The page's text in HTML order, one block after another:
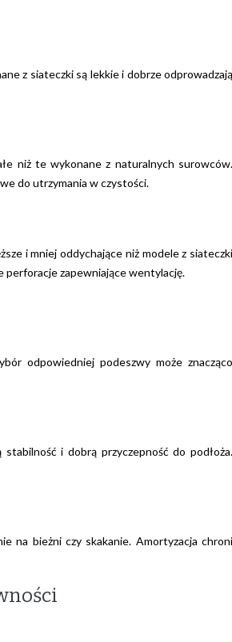
z siateczki są lekkie i dobrze odprowadzają
niż te wykonane z naturalnych surowców.
do utrzymania w czystości.
i mniej oddychające niż modele z siateczki
perforacje zapewniające wentylację.
odpowiedniej podeszwy może znacząco
i dobrą przyczepność do podłoża.
na bieżni czy skakanie. Amortyzacja chroni